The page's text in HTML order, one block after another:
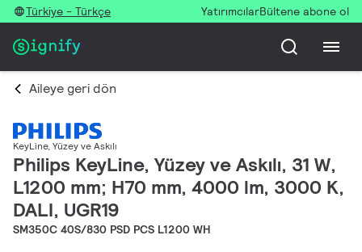
Türkiye - Türkçe YatırımcılarBültene abone ol
Aileye geri dön
KeyLine, Yüzey ve Askılı
Philips KeyLine, Yüzey ve Askılı, 31 W,
L1200 mm; H70 mm, 4000 lm, 3000 K,
DALI, UGR19
SM350C 40S/830 PSD PCS L1200 WH